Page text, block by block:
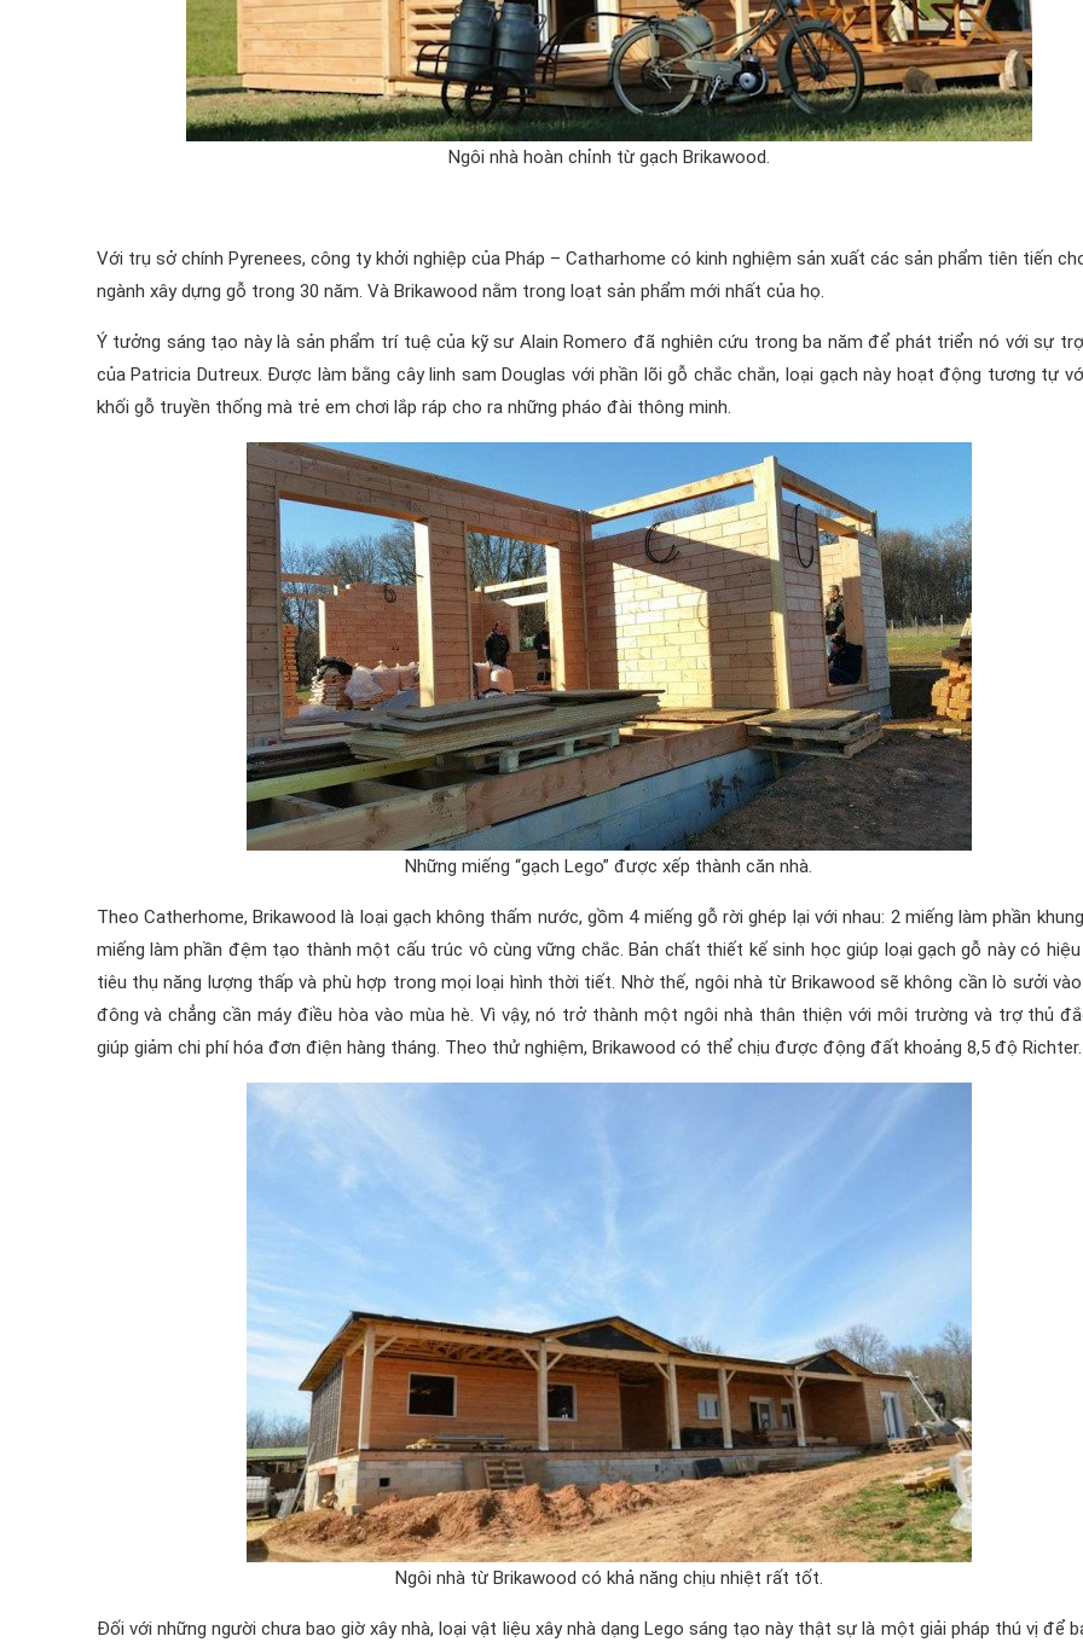
Ngôi nhà hoàn chỉnh từ gạch Brikawood.
Với trụ sở chính Pyrenees, công ty khởi nghiệp của Pháp – Catharhome có kinh nghiệm sản xuất các sản phẩm tiên tiến
ngành xây dựng gỗ trong 30 năm. Và Brikawood nằm trong loạt sản phẩm mới nhất của họ.
Ý tưởng sáng tạo này là sản phẩm trí tuệ của kỹ sư Alain Romero đã nghiên cứu trong ba năm để phát triển nó với sự
của Patricia Dutreux. Được làm bằng cây linh sam Douglas với phần lõi gỗ chắc chắn, loại gạch này hoạt động tương tự
khối gỗ truyền thống mà trẻ em chơi lắp ráp cho ra những pháo đài thông minh.
Những miếng “gạch Lego” được xếp thành căn nhà.
Theo Catherhome, Brikawood là loại gạch không thấm nước, gồm 4 miếng gỗ rời ghép lại với nhau: 2 miếng làm phần
miếng làm phần đệm tạo thành một cấu trúc vô cùng vững chắc. Bản chất thiết kế sinh học giúp loại gạch gỗ này có
tiêu thụ năng lượng thấp và phù hợp trong mọi loại hình thời tiết. Nhờ thế, ngôi nhà từ Brikawood sẽ không cần lò sưởi
đông và chẳng cần máy điều hòa vào mùa hè. Vì vậy, nó trở thành một ngôi nhà thân thiện với môi trường và trợ thủ
giúp giảm chi phí hóa đơn điện hàng tháng. Theo thử nghiệm, Brikawood có thể chịu được động đất khoảng 8,5 độ Richter.
Ngôi nhà từ Brikawood có khả năng chịu nhiệt rất tốt.
Đối với những người chưa bao giờ xây nhà, loại vật liệu xây nhà dạng Lego sáng tạo này thật sự là một giải pháp thú vị để